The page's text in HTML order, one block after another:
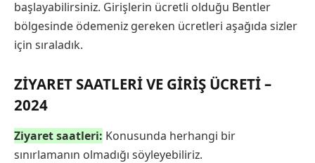
başlayabilirsiniz. Girişlerin ücretli olduğu Bentler
bölgesinde ödemeniz gereken ücretleri aşağıda sizler
için sıraladık.
ZIYARET SAATLERI VE GIRIŞ ÜCRETI –
2024
Ziyaret saatleri: Konusunda herhangi bir
sınırlamanın olmadığı söyleyebiliriz.